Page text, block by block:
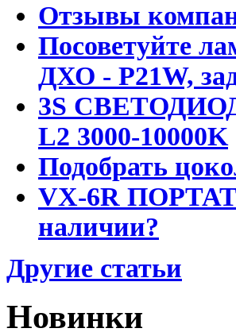
Отзывы
Посоветуйте
ДХО - P21W,
3S
L2 3000-10000K
Подобрать
VX-6R
наличии?
Другие статьи
Новинки